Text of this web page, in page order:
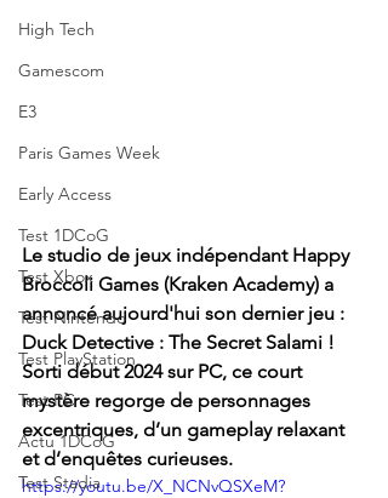
High Tech
Gamescom
E3
Paris Games Week
Early Access
Test 1DCoG
Test Xbox
Test Nintendo
Test PlayStation
Test PC
Actu 1DCoG
Test Stadia
Le studio de jeux indépendant Happy
Broccoli Games (Kraken Academy) a
annoncé aujourd'hui son dernier jeu :
Duck Detective : The Secret Salami !
Sorti début 2024 sur PC, ce court
mystère regorge de personnages
excentriques, d’un gameplay relaxant
et d’enquêtes curieuses.
https://youtu.be/X_NCNvQSXeM?